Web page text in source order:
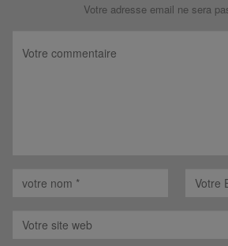
Votre adresse email ne sera